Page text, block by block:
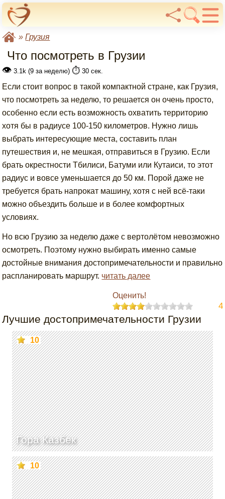
»Грузия
Что посмотреть в Грузии
👁 3.1k (9 за неделю) ⏱️ 30 сек.
Если стоит вопрос в такой компактной стране, как Грузия,
что посмотреть за неделю, то решается он очень просто,
особенно если есть возможность охватить территорию
хотя бы в радиусе 100-150 километров. Нужно лишь
выбрать интересующие места, составить план
путешествия и, не мешкая, отправиться в Грузию. Если
брать окрестности Тбилиси, Батуми или Кутаиси, то этот
радиус и вовсе уменьшается до 50 км. Порой даже не
требуется брать напрокат машину, хотя с ней всё-таки
можно объездить больше и в более комфортных
условиях.
Но всю Грузию за неделю даже с вертолётом невозможно
осмотреть. Поэтому нужно выбирать именно самые
достойные внимания достопримечательности и правильно
распланировать маршрут. читать далее
Оценить!
4
Лучшие достопримечательности Грузии
Гора Казбек
10
10